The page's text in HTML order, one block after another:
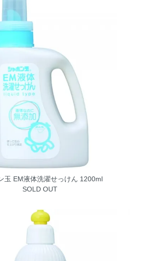
玉 EM液体洗濯せっけん 1200ml
SOLD OUT